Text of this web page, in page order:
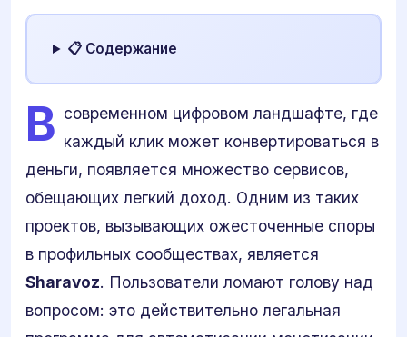
📋 Содержание
В современном цифровом ландшафте, где
каждый клик может конвертироваться в
деньги, появляется множество сервисов,
обещающих легкий доход. Одним из таких
проектов, вызывающих ожесточенные споры
в профильных сообществах, является
Sharavoz. Пользователи ломают голову над
вопросом: это действительно легальная